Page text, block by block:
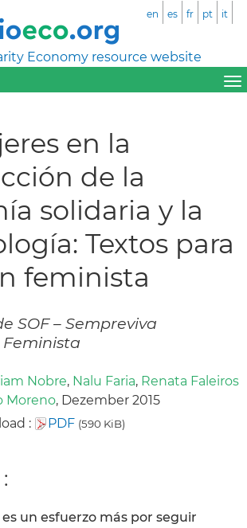
Economy resource website
en es fr pt it
en la
de la
solidaria y la
Textos para
feminista
SOF – Sempreviva
Nobre, Nalu Faria, Renata Faleiros
Moreno, Dezember 2015
:
PDF (590 KiB)
un esfuerzo más por seguir